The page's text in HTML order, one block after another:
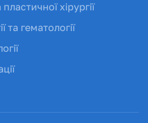
хірургії
та гематології